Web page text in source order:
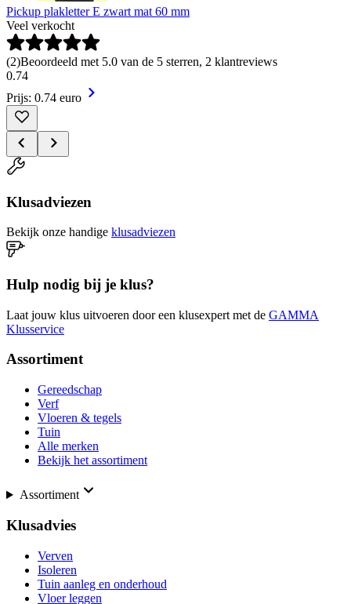
Pickup plakletter E zwart mat 60 mm
Veel verkocht
(2)Beoordeeld met 5.0 van de 5 sterren, 2 klantreviews
0.74
Prijs: 0.74 euro
Klusadviezen
Bekijk onze handige klusadviezen
Hulp nodig bij je klus?
Laat jouw klus uitvoeren door een klusexpert met de GAMMA
Klusservice
Assortiment
Gereedschap
Verf
Vloeren & tegels
Tuin
Alle merken
Bekijk het assortiment
Assortiment
Klusadvies
Verven
Isoleren
Tuin aanleg en onderhoud
Vloer leggen